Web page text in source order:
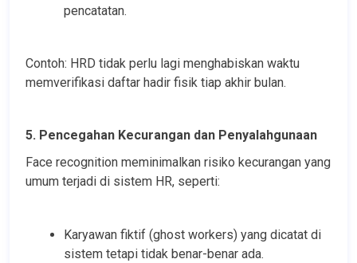
pencatatan.
Contoh: HRD tidak perlu lagi menghabiskan waktu
memverifikasi daftar hadir fisik tiap akhir bulan.
5. Pencegahan Kecurangan dan Penyalahgunaan
Face recognition meminimalkan risiko kecurangan yang
umum terjadi di sistem HR, seperti:
Karyawan fiktif (ghost workers) yang dicatat di
sistem tetapi tidak benar-benar ada.